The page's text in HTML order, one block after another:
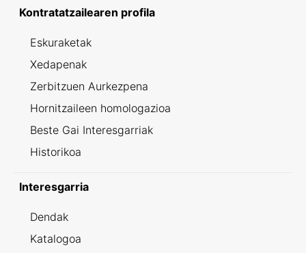
Kontratatzailearen profila
Eskuraketak
Xedapenak
Zerbitzuen Aurkezpena
Hornitzaileen homologazioa
Beste Gai Interesgarriak
Historikoa
Interesgarria
Dendak
Katalogoa